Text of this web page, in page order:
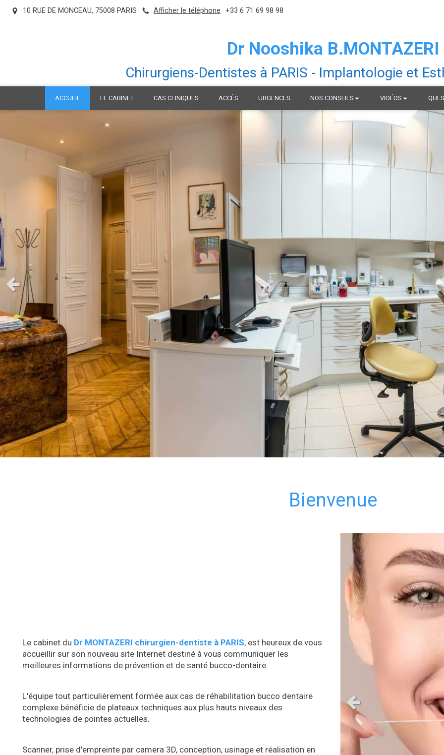
10 RUE DE MONCEAU, 75008 PARIS Afficher le téléphone +33 6 71 69 98 98
Dr Nooshika B.MONTAZERI
Chirurgiens-Dentistes à PARIS - Implantologie et
ACCUEIL LE CABINET CAS CLINIQUES ACCÈS URGENCES NOS CONSEILS VIDÉOS
Slide précédent
Bienvenue
Le cabinet du Dr MONTAZERI chirurgien-dentiste à PARIS, est heureux de vous
accueillir sur son nouveau site Internet destiné à vous communiquer les
meilleures informations de prévention et de santé bucco-dentaire.
L'équipe tout particulièrement formée aux cas de réhabilitation bucco dentaire
complexe bénéficie de plateaux techniques aux plus hauts niveaux des
technologies de pointes actuelles.
Scanner, prise d'empreinte par camera 3D, conception, usinage et réalisation en
Slide précédent